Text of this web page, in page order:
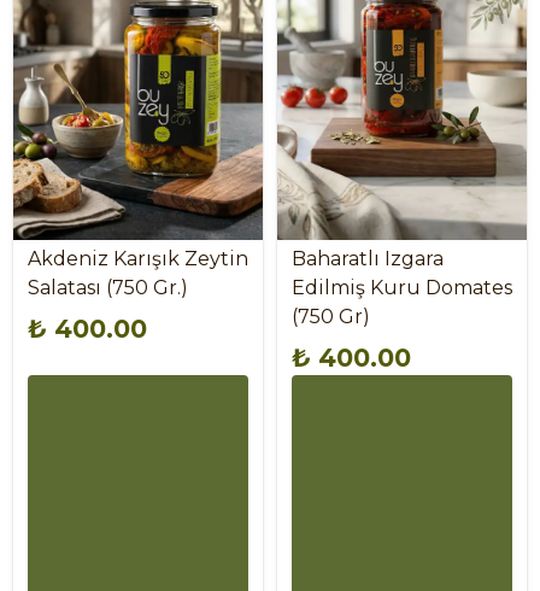
Akdeniz Karışık Zeytin
Salatası (750 Gr.)
₺ 400.00
Baharatlı Izgara
Edilmiş Kuru Domates
(750 Gr)
₺ 400.00